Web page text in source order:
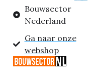
Bouwsector
Nederland
Ga naar onze
webshop